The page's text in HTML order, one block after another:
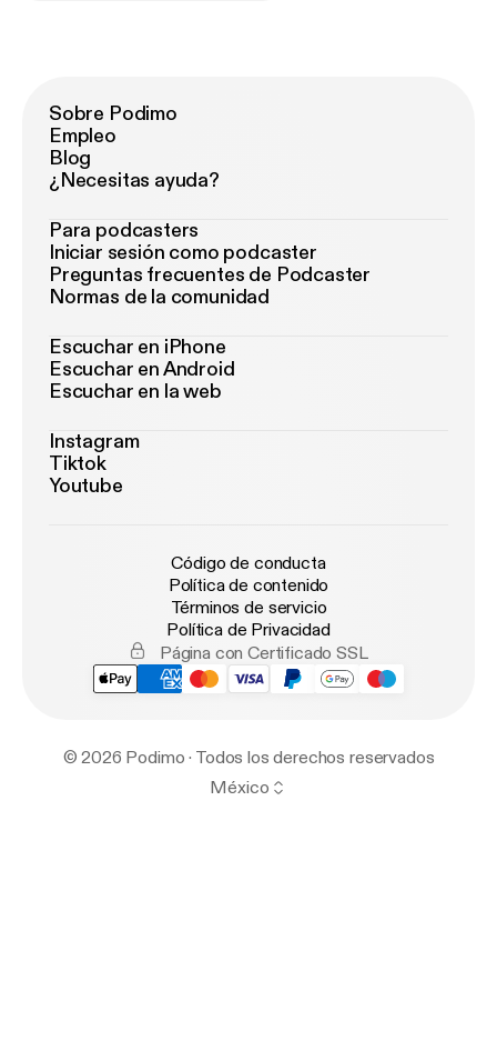
Sobre Podimo
Empleo
Blog
¿Necesitas ayuda?
Para podcasters
Iniciar sesión como podcaster
Preguntas frecuentes de Podcaster
Normas de la comunidad
Escuchar en iPhone
Escuchar en Android
Escuchar en la web
Instagram
Tiktok
Youtube
Código de conducta
Política de contenido
Términos de servicio
Política de Privacidad
Página con Certificado SSL
© 2026 Podimo · Todos los derechos reservados
México